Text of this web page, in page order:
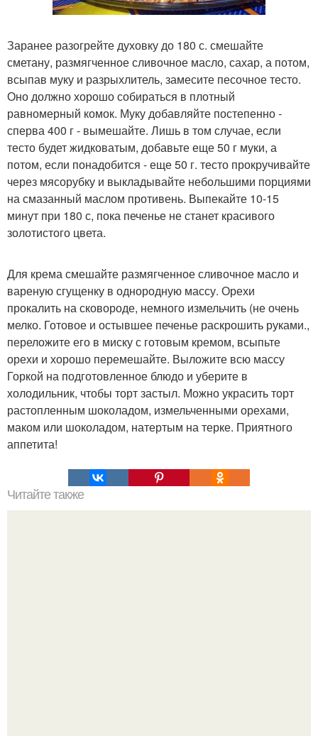
Заранее разогрейте духовку до 180 с. смешайте
сметану, размягченное сливочное масло, сахар, а потом,
всыпав муку и разрыхлитель, замесите песочное тесто.
Оно должно хорошо собираться в плотный
равномерный комок. Муку добавляйте постепенно -
сперва 400 г - вымешайте. Лишь в том случае, если
тесто будет жидковатым, добавьте еще 50 г муки, а
потом, если понадобится - еще 50 г. тесто прокручивайте
через мясорубку и выкладывайте небольшими порциями
на смазанный маслом противень. Выпекайте 10-15
минут при 180 с, пока печенье не станет красивого
золотистого цвета.
Для крема смешайте размягченное сливочное масло и
вареную сгущенку в однородную массу. Орехи
прокалить на сковороде, немного измельчить (не очень
мелко. Готовое и остывшее печенье раскрошить руками.,
переложите его в миску с готовым кремом, всыпьте
орехи и хорошо перемешайте. Выложите всю массу
Горкой на подготовленное блюдо и уберите в
холодильник, чтобы торт застыл. Можно украсить торт
растопленным шоколадом, измельченными орехами,
маком или шоколадом, натертым на терке. Приятного
аппетита!
Читайте также